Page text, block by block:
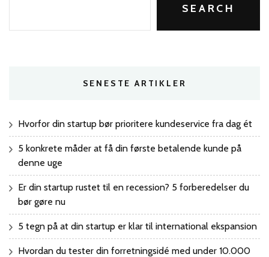
SEARCH
SENESTE ARTIKLER
Hvorfor din startup bør prioritere kundeservice fra dag ét
5 konkrete måder at få din første betalende kunde på
denne uge
Er din startup rustet til en recession? 5 forberedelser du
bør gøre nu
5 tegn på at din startup er klar til international ekspansion
Hvordan du tester din forretningsidé med under 10.000